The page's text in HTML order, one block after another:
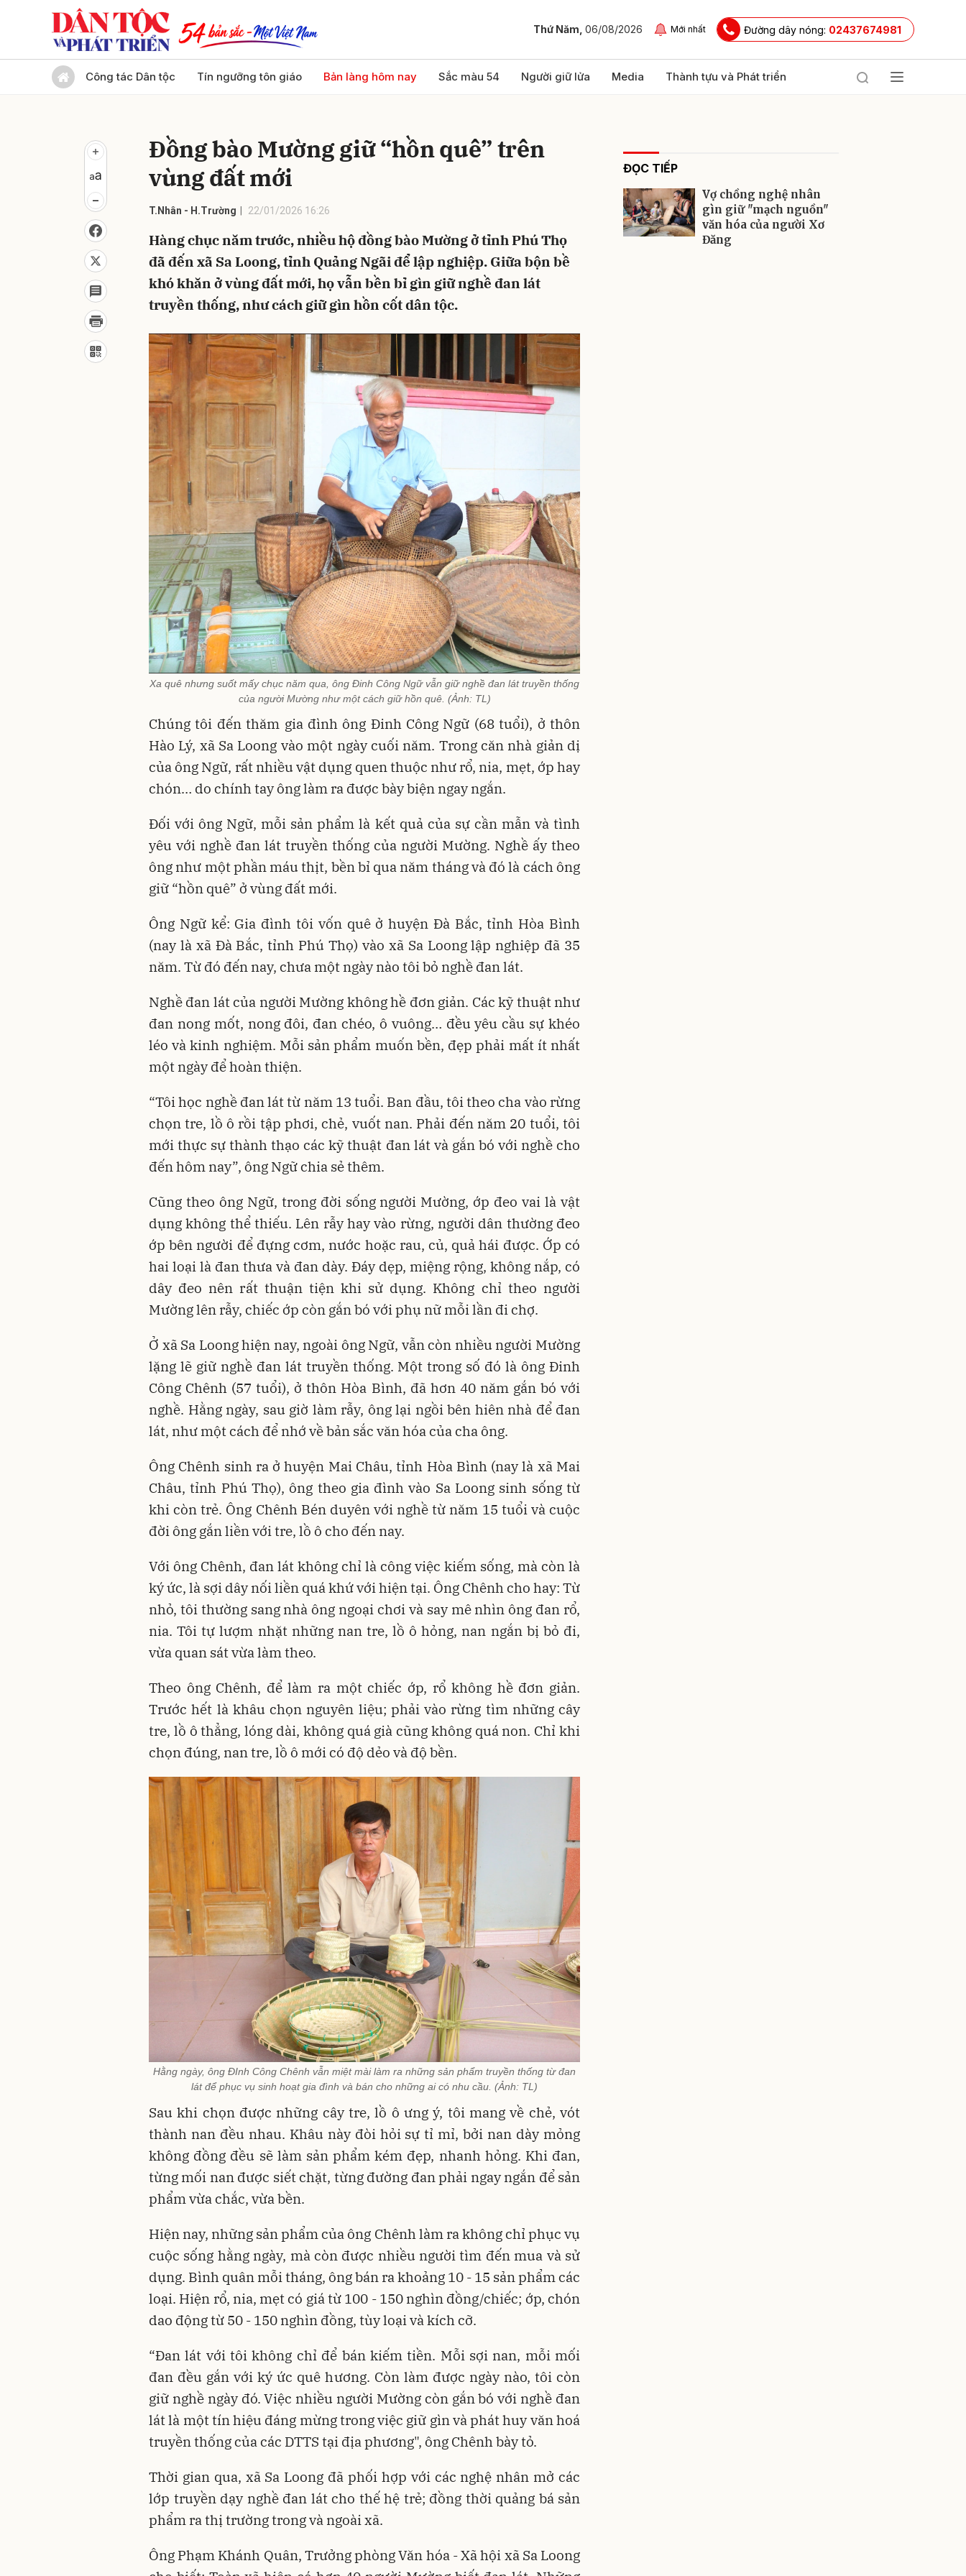
Thứ Năm, 06/08/2026 Mới nhất Đường dây nóng: 02437674981
Công tác Dân tộc Tín ngưỡng tôn giáo Bản làng hôm nay Sắc màu 54 Người giữ lửa Media Thành tựu và Phát triển
Đồng bào Mường giữ “hồn quê” trên
vùng đất mới
T.Nhân - H.Trường 22/01/2026 16:26
Hàng chục năm trước, nhiều hộ đồng bào Mường ở tỉnh Phú Thọ
đã đến xã Sa Loong, tỉnh Quảng Ngãi để lập nghiệp. Giữa bộn bề
khó khăn ở vùng đất mới, họ vẫn bền bỉ gìn giữ nghề đan lát
truyền thống, như cách giữ gìn hồn cốt dân tộc.
Xa quê nhưng suốt mấy chục năm qua, ông Đinh Công Ngữ vẫn giữ nghề đan lát truyền thống
của người Mường như một cách giữ hồn quê. (Ảnh: TL)
Chúng tôi đến thăm gia đình ông Đinh Công Ngữ (68 tuổi), ở thôn
Hào Lý, xã Sa Loong vào một ngày cuối năm. Trong căn nhà giản dị
của ông Ngữ, rất nhiều vật dụng quen thuộc như rổ, nia, mẹt, ớp hay
chón… do chính tay ông làm ra được bày biện ngay ngắn.
Đối với ông Ngữ, mỗi sản phẩm là kết quả của sự cần mẫn và tình
yêu với nghề đan lát truyền thống của người Mường. Nghề ấy theo
ông như một phần máu thịt, bền bỉ qua năm tháng và đó là cách ông
giữ “hồn quê” ở vùng đất mới.
Ông Ngữ kể: Gia đình tôi vốn quê ở huyện Đà Bắc, tỉnh Hòa Bình
(nay là xã Đà Bắc, tỉnh Phú Thọ) vào xã Sa Loong lập nghiệp đã 35
năm. Từ đó đến nay, chưa một ngày nào tôi bỏ nghề đan lát.
Nghề đan lát của người Mường không hề đơn giản. Các kỹ thuật như
đan nong mốt, nong đôi, đan chéo, ô vuông… đều yêu cầu sự khéo
léo và kinh nghiệm. Mỗi sản phẩm muốn bền, đẹp phải mất ít nhất
một ngày để hoàn thiện.
“Tôi học nghề đan lát từ năm 13 tuổi. Ban đầu, tôi theo cha vào rừng
chọn tre, lồ ô rồi tập phơi, chẻ, vuốt nan. Phải đến năm 20 tuổi, tôi
mới thực sự thành thạo các kỹ thuật đan lát và gắn bó với nghề cho
đến hôm nay”, ông Ngữ chia sẻ thêm.
Cũng theo ông Ngữ, trong đời sống người Mường, ớp đeo vai là vật
dụng không thể thiếu. Lên rẫy hay vào rừng, người dân thường đeo
ớp bên người để đựng cơm, nước hoặc rau, củ, quả hái được. Ớp có
hai loại là đan thưa và đan dày. Đáy dẹp, miệng rộng, không nắp, có
dây đeo nên rất thuận tiện khi sử dụng. Không chỉ theo người
Mường lên rẫy, chiếc ớp còn gắn bó với phụ nữ mỗi lần đi chợ.
Ở xã Sa Loong hiện nay, ngoài ông Ngữ, vẫn còn nhiều người Mường
lặng lẽ giữ nghề đan lát truyền thống. Một trong số đó là ông Đinh
Công Chênh (57 tuổi), ở thôn Hòa Bình, đã hơn 40 năm gắn bó với
nghề. Hằng ngày, sau giờ làm rẫy, ông lại ngồi bên hiên nhà để đan
lát, như một cách để nhớ về bản sắc văn hóa của cha ông.
Ông Chênh sinh ra ở huyện Mai Châu, tỉnh Hòa Bình (nay là xã Mai
Châu, tỉnh Phú Thọ), ông theo gia đình vào Sa Loong sinh sống từ
khi còn trẻ. Ông Chênh Bén duyên với nghề từ năm 15 tuổi và cuộc
đời ông gắn liền với tre, lồ ô cho đến nay.
Với ông Chênh, đan lát không chỉ là công việc kiếm sống, mà còn là
ký ức, là sợi dây nối liền quá khứ với hiện tại. Ông Chênh cho hay: Từ
nhỏ, tôi thường sang nhà ông ngoại chơi và say mê nhìn ông đan rổ,
nia. Tôi tự lượm nhặt những nan tre, lồ ô hỏng, nan ngắn bị bỏ đi,
vừa quan sát vừa làm theo.
Theo ông Chênh, để làm ra một chiếc ớp, rổ không hề đơn giản.
Trước hết là khâu chọn nguyên liệu; phải vào rừng tìm những cây
tre, lồ ô thẳng, lóng dài, không quá già cũng không quá non. Chỉ khi
chọn đúng, nan tre, lồ ô mới có độ dẻo và độ bền.
Hằng ngày, ông ĐInh Công Chênh vẫn miệt mài làm ra những sản phẩm truyền thống từ đan
lát để phục vụ sinh hoạt gia đình và bán cho những ai có nhu cầu. (Ảnh: TL)
Sau khi chọn được những cây tre, lồ ô ưng ý, tôi mang về chẻ, vót
thành nan đều nhau. Khâu này đòi hỏi sự tỉ mỉ, bởi nan dày mỏng
không đồng đều sẽ làm sản phẩm kém đẹp, nhanh hỏng. Khi đan,
từng mối nan được siết chặt, từng đường đan phải ngay ngắn để sản
phẩm vừa chắc, vừa bền.
Hiện nay, những sản phẩm của ông Chênh làm ra không chỉ phục vụ
cuộc sống hằng ngày, mà còn được nhiều người tìm đến mua và sử
dụng. Bình quân mỗi tháng, ông bán ra khoảng 10 - 15 sản phẩm các
loại. Hiện rổ, nia, mẹt có giá từ 100 - 150 nghìn đồng/chiếc; ớp, chón
dao động từ 50 - 150 nghìn đồng, tùy loại và kích cỡ.
“Đan lát với tôi không chỉ để bán kiếm tiền. Mỗi sợi nan, mỗi mối
đan đều gắn với ký ức quê hương. Còn làm được ngày nào, tôi còn
giữ nghề ngày đó. Việc nhiều người Mường còn gắn bó với nghề đan
lát là một tín hiệu đáng mừng trong việc giữ gìn và phát huy văn hoá
truyền thống của các DTTS tại địa phương", ông Chênh bày tỏ.
Thời gian qua, xã Sa Loong đã phối hợp với các nghệ nhân mở các
lớp truyền dạy nghề đan lát cho thế hệ trẻ; đồng thời quảng bá sản
phẩm ra thị trường trong và ngoài xã.
Ông Phạm Khánh Quân, Trưởng phòng Văn hóa - Xã hội xã Sa Loong
ĐỌC TIẾP
Vợ chồng nghệ nhân
gìn giữ "mạch nguồn"
văn hóa của người Xơ
Đăng
Gửi bình luận
Gửi